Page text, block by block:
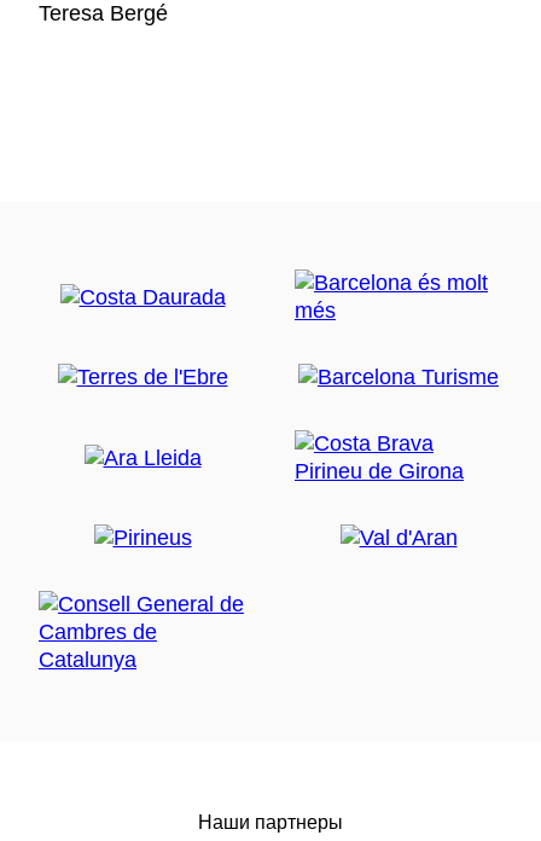
Teresa Bergé
Наши партнеры